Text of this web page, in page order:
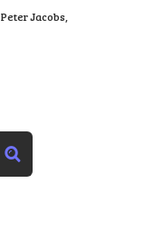
Peter Jacobs